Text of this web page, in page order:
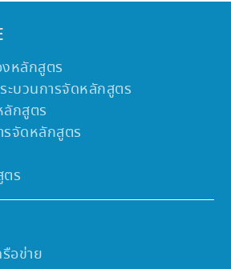
หลักสูตร
บวนการจัดหลักสูตร
กสูตร
จัดหลักสูตร
ร
อข่าย